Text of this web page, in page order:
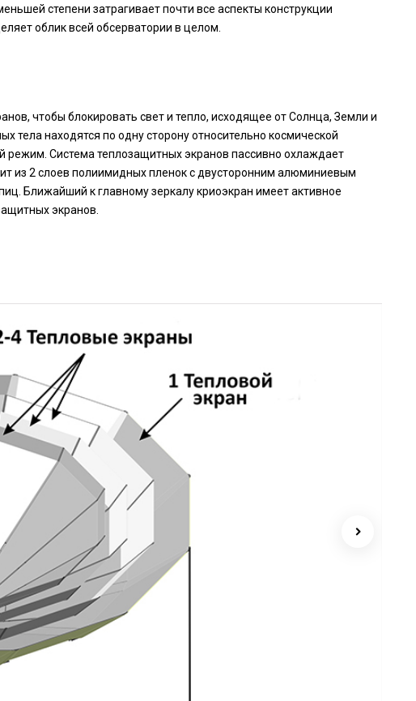
степени затрагивает почти все аспекты конструкции
облик всей обсерватории в целом.
чтобы блокировать свет и тепло, исходящее от Солнца, Земли и
тела находятся по одну сторону относительно космической
режим. Система теплозащитных экранов пассивно охлаждает
из 2 слоев полиимидных пленок с двусторонним алюминиевым
Ближайший к главному зеркалу криоэкран имеет активное
экранов.